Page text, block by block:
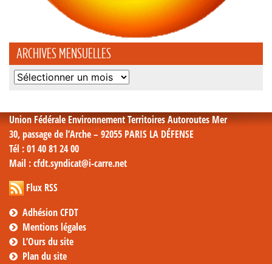
ARCHIVES MENSUELLES
Archives
Union Fédérale Environnement Territoires Autoroutes Mer
30, passage de l’Arche – 92055 PARIS LA DÉFENSE
Tél : 01 40 81 24 00
Mail : cfdt.syndicat@i-carre.net
Flux RSS
Adhésion CFDT
Mentions légales
L’Ours du site
Plan du site